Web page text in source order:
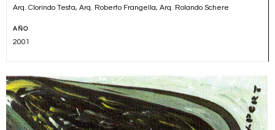
Arq. Clorindo Testa, Arq. Roberto Frangella, Arq. Rolando Schere
AÑO
2001